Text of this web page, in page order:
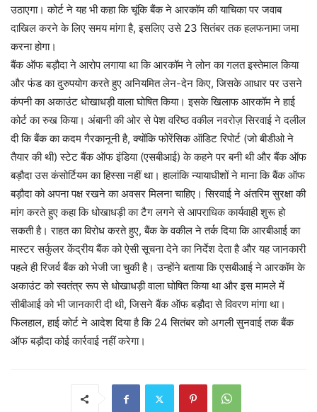
उठाएगा। कोर्ट ने यह भी कहा कि चूंकि बैंक ने आरकॉम की याचिका पर जवाब
दाखिल करने के लिए समय मांगा है, इसलिए उसे 23 सितंबर तक हलफनामा जमा
करना होगा।
बैंक ऑफ बड़ौदा ने आरोप लगाया था कि आरकॉम ने लोन का गलत इस्तेमाल किया
और फंड का दुरुपयोग करते हुए अनियमित लेन-देन किए, जिसके आधार पर उसने
कंपनी का अकाउंट धोखाधड़ी वाला घोषित किया। इसके खिलाफ आरकॉम ने हाई
कोर्ट का रुख किया। अंबानी की ओर से पेश वरिष्ठ वकील नवरोज़ सिरवाई ने दलील
दी कि बैंक का कदम गैरकानूनी है, क्योंकि फोरेंसिक ऑडिट रिपोर्ट (जो बीडीओ ने
तैयार की थी) स्टेट बैंक ऑफ इंडिया (एसबीआई) के कहने पर बनी थी और बैंक ऑफ
बड़ौदा उस कंसोर्टियम का हिस्सा नहीं था। हालांकि न्यायाधीशों ने माना कि बैंक ऑफ
बड़ौदा को अपना पक्ष रखने का अवसर मिलना चाहिए। सिरवाई ने अंतरिम सुरक्षा की
मांग करते हुए कहा कि धोखाधड़ी का टैग लगने से आपराधिक कार्यवाही शुरू हो
सकती है। राहत का विरोध करते हुए, बैंक के वकील ने तर्क दिया कि आरबीआई का
मास्टर सर्कुलर केंद्रीय बैंक को ऐसी सूचना देने का निर्देश देता है और यह जानकारी
पहले ही रिजर्व बैंक को भेजी जा चुकी है। उन्होंने बताया कि एसबीआई ने आरकॉम के
अकाउंट को स्वतंत्र रूप से धोखाधड़ी वाला घोषित किया था और इस मामले में
सीबीआई को भी जानकारी दी थी, जिसने बैंक ऑफ बड़ौदा से विवरण मांगा था।
फिलहाल, हाई कोर्ट ने आदेश दिया है कि 24 सितंबर को अगली सुनवाई तक बैंक
ऑफ बड़ौदा कोई कार्रवाई नहीं करेगा।